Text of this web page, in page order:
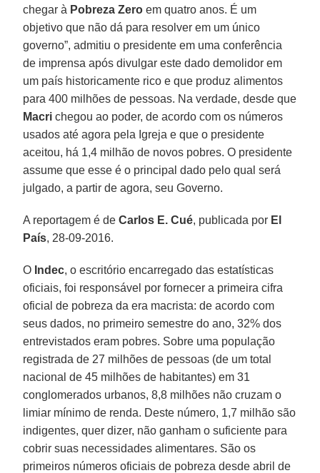
chegar à Pobreza Zero em quatro anos. É um
objetivo que não dá para resolver em um único
governo”, admitiu o presidente em uma conferência
de imprensa após divulgar este dado demolidor em
um país historicamente rico e que produz alimentos
para 400 milhões de pessoas. Na verdade, desde que
Macri chegou ao poder, de acordo com os números
usados até agora pela Igreja e que o presidente
aceitou, há 1,4 milhão de novos pobres. O presidente
assume que esse é o principal dado pelo qual será
julgado, a partir de agora, seu Governo.
A reportagem é deCarlos E. Cué, publicada por El
País, 28-09-2016.
O Indec, o escritório encarregado das estatísticas
oficiais, foi responsável por fornecer a primeira cifra
oficial de pobreza da era macrista: de acordo com
seus dados, no primeiro semestre do ano, 32% dos
entrevistados eram pobres. Sobre uma população
registrada de 27 milhões de pessoas (de um total
nacional de 45 milhões de habitantes) em 31
conglomerados urbanos, 8,8 milhões não cruzam o
limiar mínimo de renda. Deste número, 1,7 milhão são
indigentes, quer dizer, não ganham o suficiente para
cobrir suas necessidades alimentares. São os
primeiros números oficiais de pobreza desde abril de